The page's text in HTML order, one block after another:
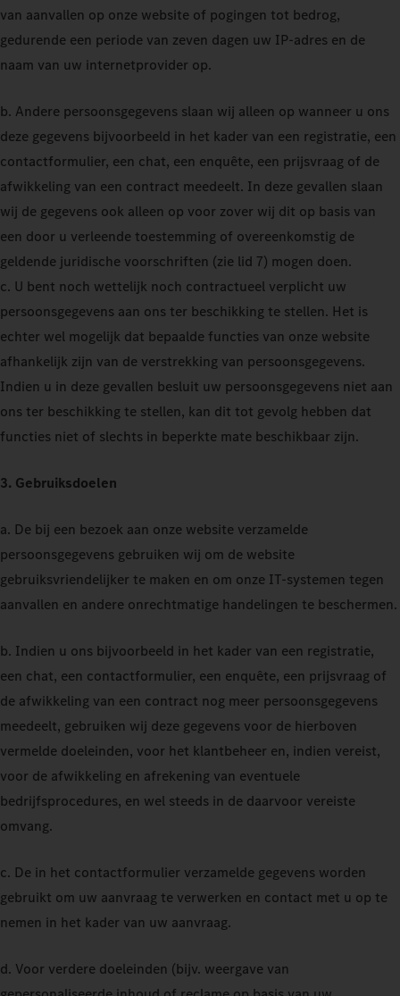
van aanvallen op onze website of pogingen tot bedrog,
gedurende een periode van zeven dagen uw IP-adres en de
naam van uw internetprovider op.
b. Andere persoonsgegevens slaan wij alleen op wanneer u ons
deze gegevens bijvoorbeeld in het kader van een registratie, een
contactformulier, een chat, een enquête, een prijsvraag of de
afwikkeling van een contract meedeelt. In deze gevallen slaan
wij de gegevens ook alleen op voor zover wij dit op basis van
een door u verleende toestemming of overeenkomstig de
geldende juridische voorschriften (zie lid 7) mogen doen.
c. U bent noch wettelijk noch contractueel verplicht uw
persoonsgegevens aan ons ter beschikking te stellen. Het is
echter wel mogelijk dat bepaalde functies van onze website
afhankelijk zijn van de verstrekking van persoonsgegevens.
Indien u in deze gevallen besluit uw persoonsgegevens niet aan
ons ter beschikking te stellen, kan dit tot gevolg hebben dat
functies niet of slechts in beperkte mate beschikbaar zijn.
3. Gebruiksdoelen
a. De bij een bezoek aan onze website verzamelde
persoonsgegevens gebruiken wij om de website
gebruiksvriendelijker te maken en om onze IT-systemen tegen
aanvallen en andere onrechtmatige handelingen te beschermen.
b. Indien u ons bijvoorbeeld in het kader van een registratie,
een chat, een contactformulier, een enquête, een prijsvraag of
de afwikkeling van een contract nog meer persoonsgegevens
meedeelt, gebruiken wij deze gegevens voor de hierboven
vermelde doeleinden, voor het klantbeheer en, indien vereist,
voor de afwikkeling en afrekening van eventuele
bedrijfsprocedures, en wel steeds in de daarvoor vereiste
omvang.
c. De in het contactformulier verzamelde gegevens worden
gebruikt om uw aanvraag te verwerken en contact met u op te
nemen in het kader van uw aanvraag.
d. Voor verdere doeleinden (bijv. weergave van